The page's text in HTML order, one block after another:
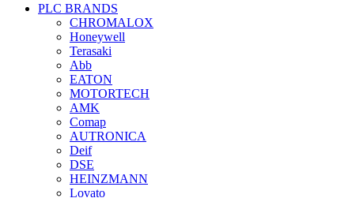
PLC BRANDS
CHROMALOX
Honeywell
Terasaki
Abb
EATON
MOTORTECH
AMK
Comap
AUTRONICA
Deif
DSE
HEINZMANN
Lovato